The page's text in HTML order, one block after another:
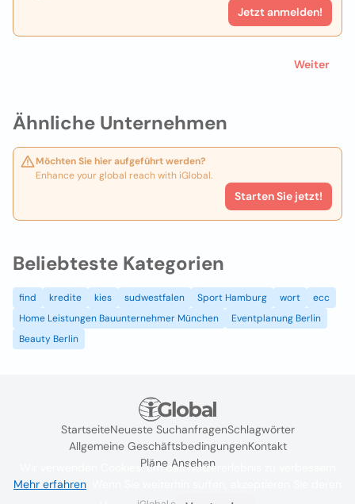
Ähnliche Unternehmen
Möchten Sie hier aufgeführt werden?
Enhance your global reach with iGlobal.
Starten Sie jetzt!
Jetzt anmelden!
Weiter
Beliebteste Kategorien
find kredite kies sudwestfalen Sport Hamburg wort
ecc
Home Leistungen Bauunternehmer München
Eventplanung Berlin
Beauty Berlin
StartseiteNeueste SuchanfragenSchlagwörter
Allgemeine GeschäftsbedingungenKontakt
Pläne Ansehen
Wir verwenden Cookies, um das Nutzererlebnis zu verbessern
Mehr erfahren